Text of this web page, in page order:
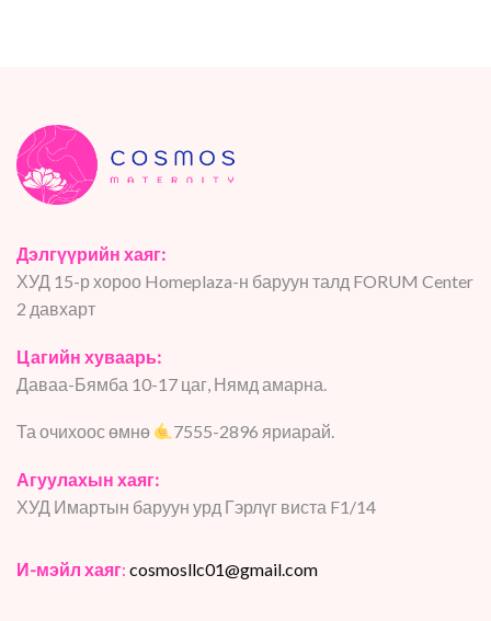
Дэлгүүрийн хаяг:
ХУД 15-р хороо Homeplaza-н баруун талд FORUM Center
2 давхарт
Цагийн хуваарь:
Даваа-Бямба 10-17 цаг, Нямд амарна.
Та очихоос өмнө 7555-2896 яриарай.
Агуулахын хаяг:
ХУД Имартын баруун урд Гэрлүг виста F1/14
И-мэйл хаяг: cosmosllc01@gmail.com